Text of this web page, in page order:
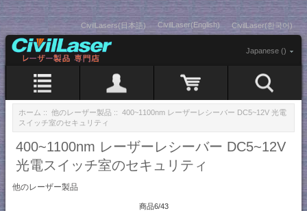
CivilLasers(日本語) CivilLaser(English) CivilLaser(한국어)
Japanese ()
ホーム :: 他のレーザー製品 :: 400~1100nm レーザーレシーバー DC5~12V 光電
スイッチ室のセキュリティ
400~1100nm レーザーレシーバー DC5~12V
光電スイッチ室のセキュリティ
他のレーザー製品
商品6/43